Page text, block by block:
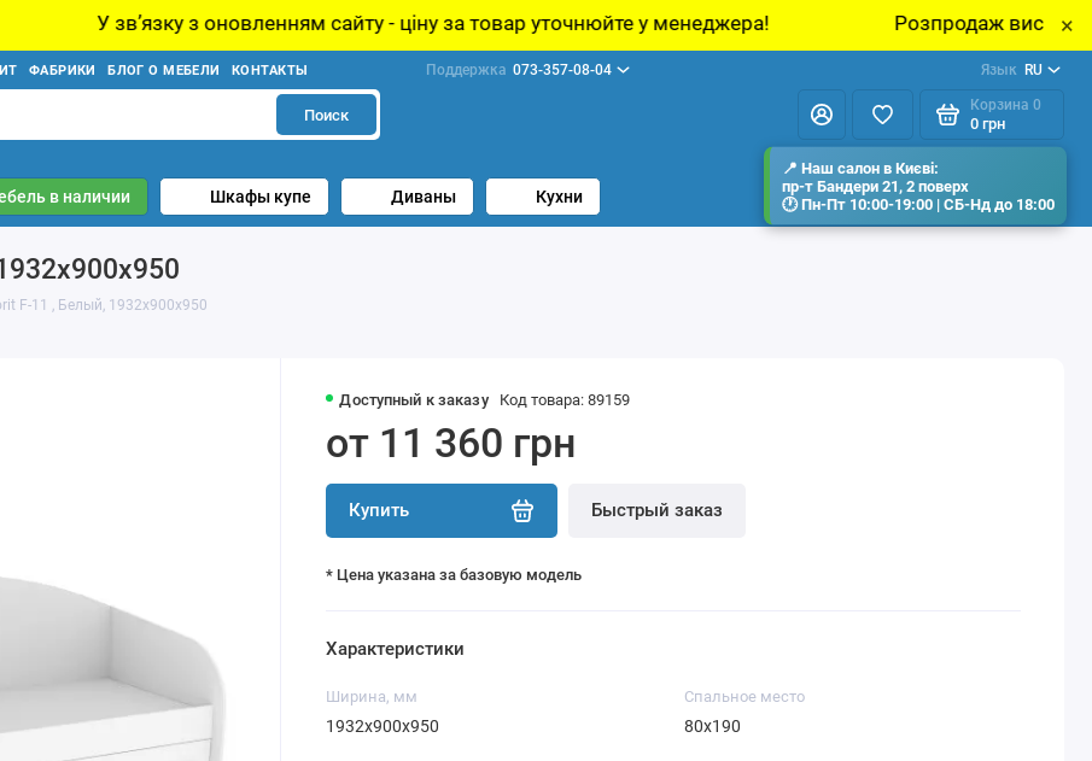
з оновленням сайту - ціну за товар уточнюйте у менеджера! Розпродаж виставкових зразків ×
ФАБРИКИ БЛОГ О МЕБЕЛИ КОНТАКТЫ Поддержка 073-357-08-04 Язык RU
Поиск
Корзина 0
0 грн
в наличии Шкафы купе Диваны Кухни
F-11 , Белый, 1932х900х950
Доступный к заказу Код товара: 89159
от 11 360 грн
Купить Быстрый заказ
* Цена указана за базовую модель
Характеристики
Ширина, мм
1932х900х950
Спальное место
80х190